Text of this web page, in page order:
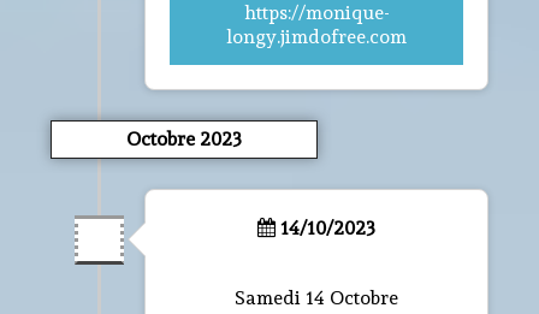
https://monique-
longy.jimdofree.com
Octobre 2023
14/10/2023
Samedi 14 Octobre